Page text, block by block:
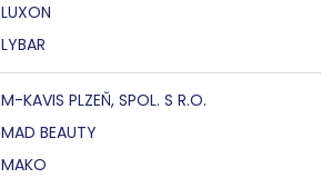
LUXON
LYBAR
M-KAVIS PLZEŇ, SPOL. S R.O.
MAD BEAUTY
MAKO